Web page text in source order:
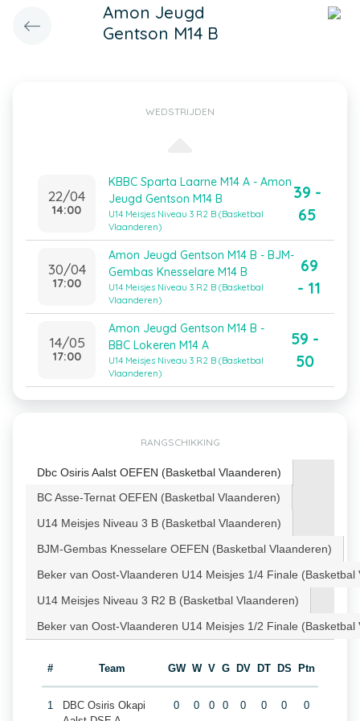
Amon Jeugd
Gentson M14 B
WEDSTRIJDEN
22/04
14:00
KBBC Sparta Laarne M14 A - Amon
Jeugd Gentson M14 B
U14 Meisjes Niveau 3 R2 B (Basketbal
Vlaanderen)
39 -
65
30/04
17:00
Amon Jeugd Gentson M14 B - BJM-
Gembas Knesselare M14 B
U14 Meisjes Niveau 3 R2 B (Basketbal
Vlaanderen)
69
- 11
14/05
17:00
Amon Jeugd Gentson M14 B -
BBC Lokeren M14 A
U14 Meisjes Niveau 3 R2 B (Basketbal
Vlaanderen)
59 -
50
RANGSCHIKKING
Dbc Osiris Aalst OEFEN (Basketbal Vlaanderen)
BC Asse-Ternat OEFEN (Basketbal Vlaanderen)
U14 Meisjes Niveau 3 B (Basketbal Vlaanderen)
BJM-Gembas Knesselare OEFEN (Basketbal Vlaanderen)
Beker van Oost-Vlaanderen U14 Meisjes 1/4 Finale (Basketbal
U14 Meisjes Niveau 3 R2 B (Basketbal Vlaanderen)
Beker van Oost-Vlaanderen U14 Meisjes 1/2 Finale (Basketbal
# Team GW W V G DV DT DS Ptn
1
DBC Osiris Okapi
0 0 0 0 0 0 0 0